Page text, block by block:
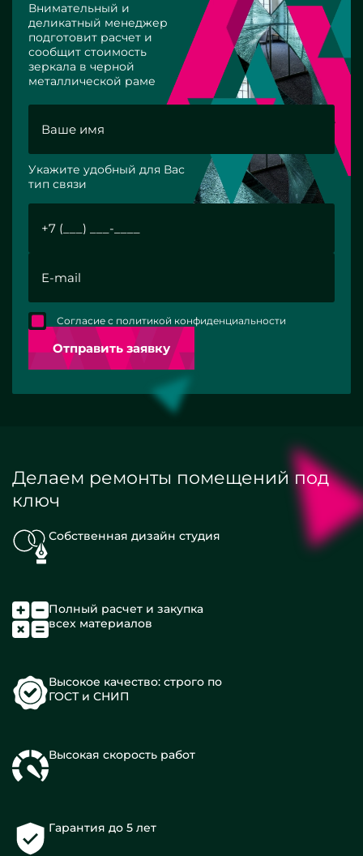
Внимательный и
деликатный менеджер
подготовит расчет и
сообщит стоимость
зеркала в черной
металлической раме
Укажите удобный для Вас
тип связи
Отправить заявку
Согласие с политикой конфиденциальности
Делаем ремонты помещений под
ключ
Собственная дизайн студия
Полный расчет и закупка
всех материалов
Высокое качество: строго по
ГОСТ и СНИП
Высокая скорость работ
Гарантия до 5 лет